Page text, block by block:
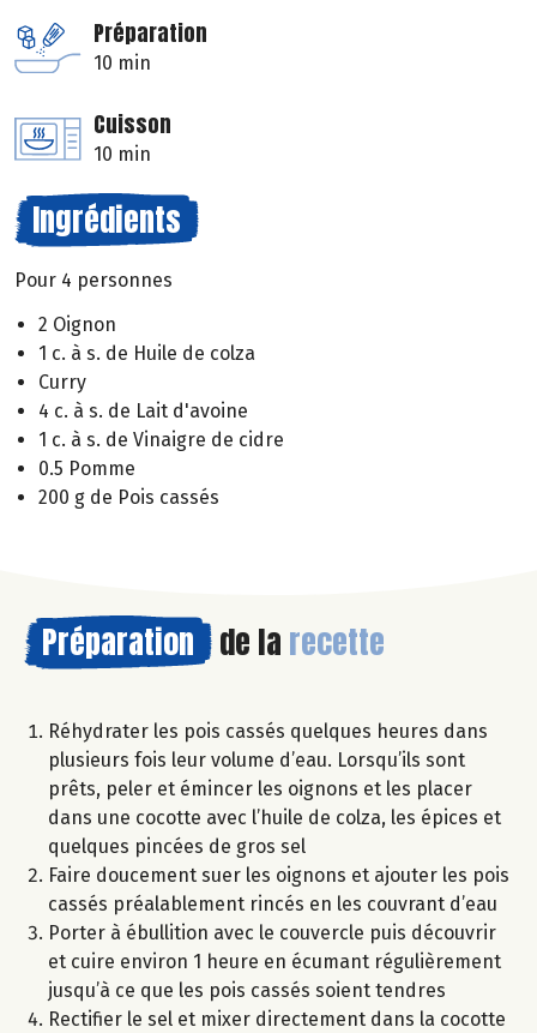
Préparation
10 min
Cuisson
10 min
Ingrédients
Pour 4 personnes
2 Oignon
1 c. à s. de Huile de colza
Curry
4 c. à s. de Lait d'avoine
1 c. à s. de Vinaigre de cidre
0.5 Pomme
200 g de Pois cassés
Préparation de la recette
Réhydrater les pois cassés quelques heures dans
plusieurs fois leur volume d’eau. Lorsqu’ils sont
prêts, peler et émincer les oignons et les placer
dans une cocotte avec l’huile de colza, les épices et
quelques pincées de gros sel
Faire doucement suer les oignons et ajouter les pois
cassés préalablement rincés en les couvrant d’eau
Porter à ébullition avec le couvercle puis découvrir
et cuire environ 1 heure en écumant régulièrement
jusqu’à ce que les pois cassés soient tendres
Rectifier le sel et mixer directement dans la cocotte